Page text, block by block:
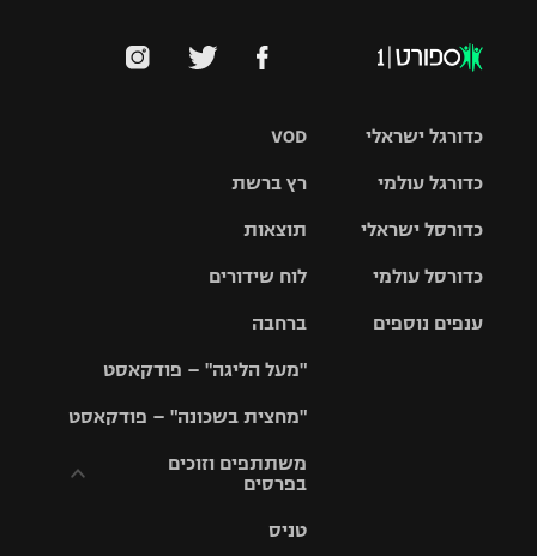
VOD
רץ ברשת
תוצאות
לוח שידורים
ברחבה
"מעל הליגה" – פודקאסט
"מחצית בשכונה" – פודקאסט
משתתפים וזוכים
בפרסים
טניס
כדורגל ישראלי
גביע הטוטו
כדורגל עולמי
האלופות
ליגה
כדורסל ישראלי
סל
כדורסל עולמי
ענפים נוספים